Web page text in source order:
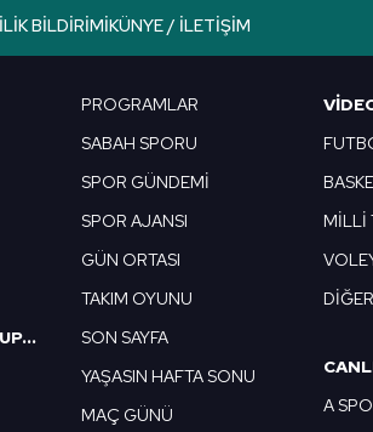
BILDIRIMIKÜNYE / İLETIŞIM
ZİRAAT TÜRKİYE KUPASI
PROGRAMLAR
SABAH SPORU
SPOR GÜNDEMİ
SPOR AJANSI
GÜN ORTASI
TAKIM OYUNU
SON SAYFA
YAŞASIN HAFTA SONU
MAÇ GÜNÜ
MİLLİ
DİĞER
A